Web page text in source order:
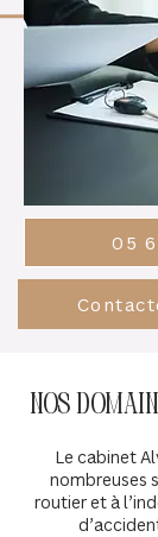
05
nos
Le cabinet
nombreuses
routier et à